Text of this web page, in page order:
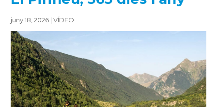
juny 18, 2026 |VÍDEO